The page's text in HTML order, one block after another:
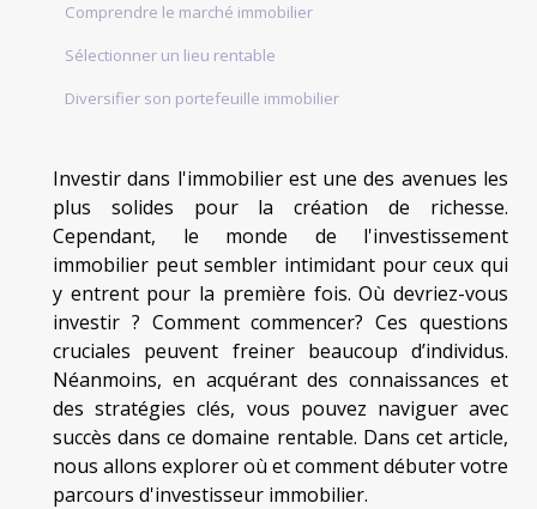
Comprendre le marché immobilier
Sélectionner un lieu rentable
Diversifier son portefeuille immobilier
Investir dans l'immobilier est une des avenues les
plus solides pour la création de richesse.
Cependant, le monde de l'investissement
immobilier peut sembler intimidant pour ceux qui
y entrent pour la première fois. Où devriez-vous
investir ? Comment commencer? Ces questions
cruciales peuvent freiner beaucoup d’individus.
Néanmoins, en acquérant des connaissances et
des stratégies clés, vous pouvez naviguer avec
succès dans ce domaine rentable. Dans cet article,
nous allons explorer où et comment débuter votre
parcours d'investisseur immobilier.